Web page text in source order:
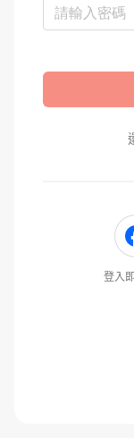
登入